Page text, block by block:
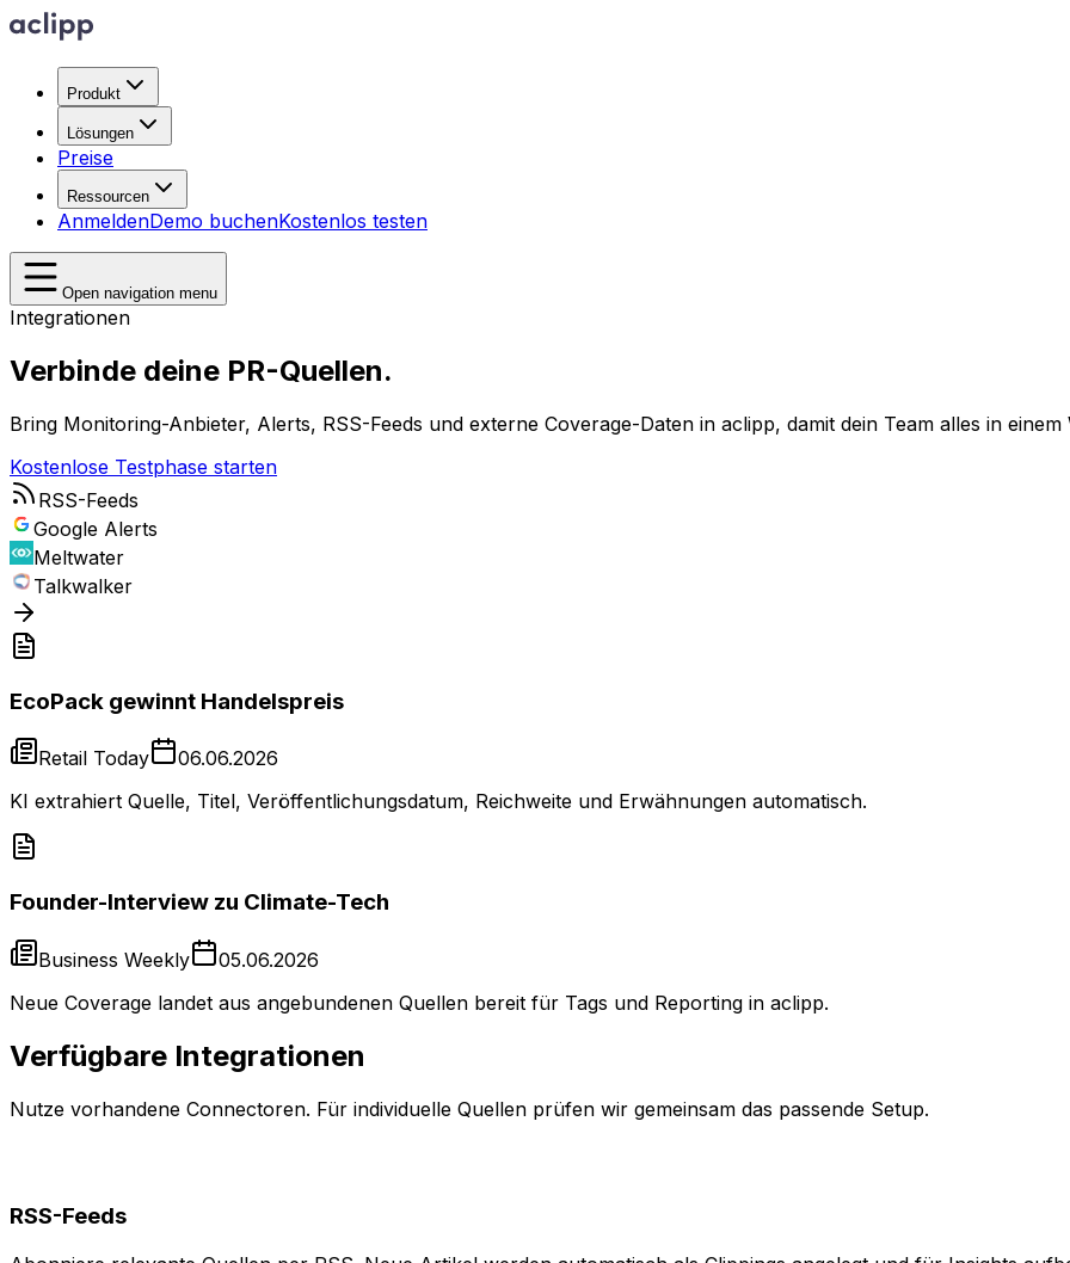
Produkt
Lösungen
Preise
Ressourcen
AnmeldenDemo buchenKostenlos testen
Open navigation menu
Integrationen
Verbinde deine PR-Quellen.
Bring Monitoring-Anbieter, Alerts, RSS-Feeds und externe Coverage-Daten in aclipp, damit dein Team alles in
Kostenlose Testphase starten
RSS-Feeds
Google Alerts
Meltwater
Talkwalker
EcoPack gewinnt Handelspreis
Retail Today
06.06.2026
KI extrahiert Quelle, Titel, Veröffentlichungsdatum, Reichweite und Erwähnungen automatisch.
Founder-Interview zu Climate-Tech
Business Weekly
05.06.2026
Neue Coverage landet aus angebundenen Quellen bereit für Tags und Reporting in aclipp.
Verfügbare Integrationen
Nutze vorhandene Connectoren. Für individuelle Quellen prüfen wir gemeinsam das passende Setup.
RSS-Feeds